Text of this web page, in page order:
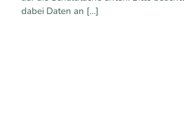
dabei Daten an […]